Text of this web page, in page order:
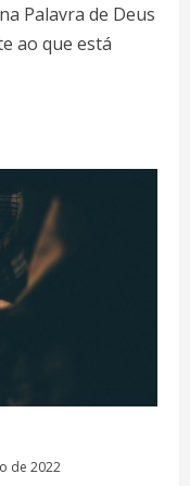
Palavra de Deus
ao que está
de 2022